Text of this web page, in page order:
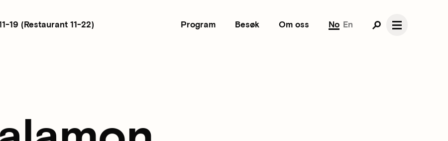
19 (Restaurant 11-22) Program Besøk Om oss No En